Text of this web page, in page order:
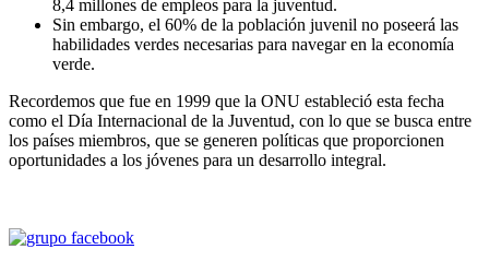
8,4 millones de empleos para la juventud.
Sin embargo, el 60% de la población juvenil no poseerá las
habilidades verdes necesarias para navegar en la economía
verde.
Recordemos que fue en 1999 que la ONU estableció esta fecha
como el Día Internacional de la Juventud, con lo que se busca entre
los países miembros, que se generen políticas que proporcionen
oportunidades a los jóvenes para un desarrollo integral.